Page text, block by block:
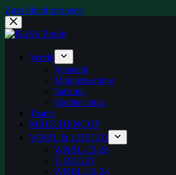
Zum Inhalt springen
Verein
Vorstand
Mitgliedsantrag
Satzung
Kinderschutz
Teams
MÄDCHENCUP
WNBL & 1.REGIO
WNBL-25-26
1. REGIO
WNBL-23-24